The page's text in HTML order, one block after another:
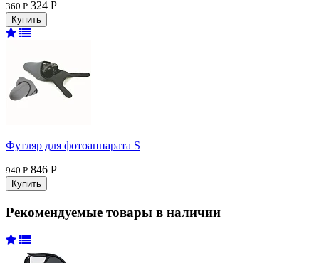
360 Р 324 Р
Футляр для фотоаппарата S
940 Р 846 Р
Рекомендуемые товары в наличии